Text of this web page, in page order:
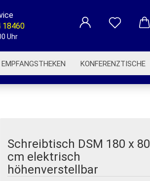
18460
Uhr
EMPFANGSTHEKEN KONFERENZTISCHE
BETRIEBSAUSSTATTUNG
Schreibtisch DSM 180 x 80
cm elektrisch
höhenverstellbar